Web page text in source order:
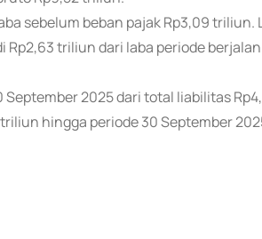
sebelum beban pajak Rp3,09 triliun.
triliun dari laba periode
2025 dari total liabilitas
hingga periode 30 September